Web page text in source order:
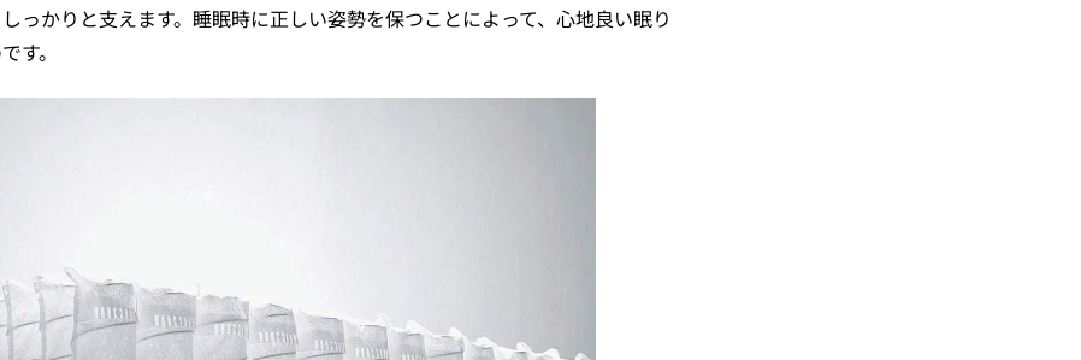
っかりと支えます。睡眠時に正しい姿勢を保つことによって、心地良い眠り
す。